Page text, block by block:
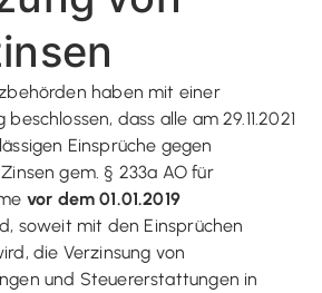
haben mit einer
dass alle am 29.11.2021
Einsprüche gegen
gem. § 233a AO für
vor dem 01.01.2019
soweit mit den Einsprüchen
die Verzinsung von
und Steuererstattungen in